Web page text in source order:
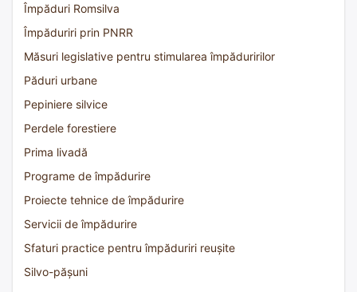
Împăduri Romsilva
Împăduriri prin PNRR
Măsuri legislative pentru stimularea împăduririlor
Păduri urbane
Pepiniere silvice
Perdele forestiere
Prima livadă
Programe de împădurire
Proiecte tehnice de împădurire
Servicii de împădurire
Sfaturi practice pentru împăduriri reușite
Silvo-pășuni